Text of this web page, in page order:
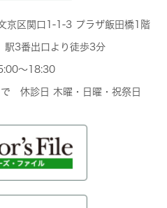
区関口1-1-3 プラザ飯田橋1階
3番出口より徒歩3分
～18:30
休診日 木曜・日曜・祝祭日